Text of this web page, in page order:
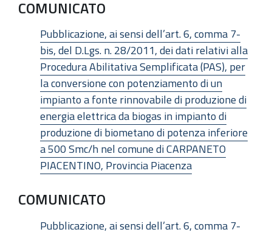
COMUNICATO
Pubblicazione, ai sensi dell’art. 6, comma 7-
bis, del D.Lgs. n. 28/2011, dei dati relativi alla
Procedura Abilitativa Semplificata (PAS), per
la conversione con potenziamento di un
impianto a fonte rinnovabile di produzione di
energia elettrica da biogas in impianto di
produzione di biometano di potenza inferiore
a 500 Smc/h nel comune di CARPANETO
PIACENTINO, Provincia Piacenza
COMUNICATO
Pubblicazione, ai sensi dell’art. 6, comma 7-